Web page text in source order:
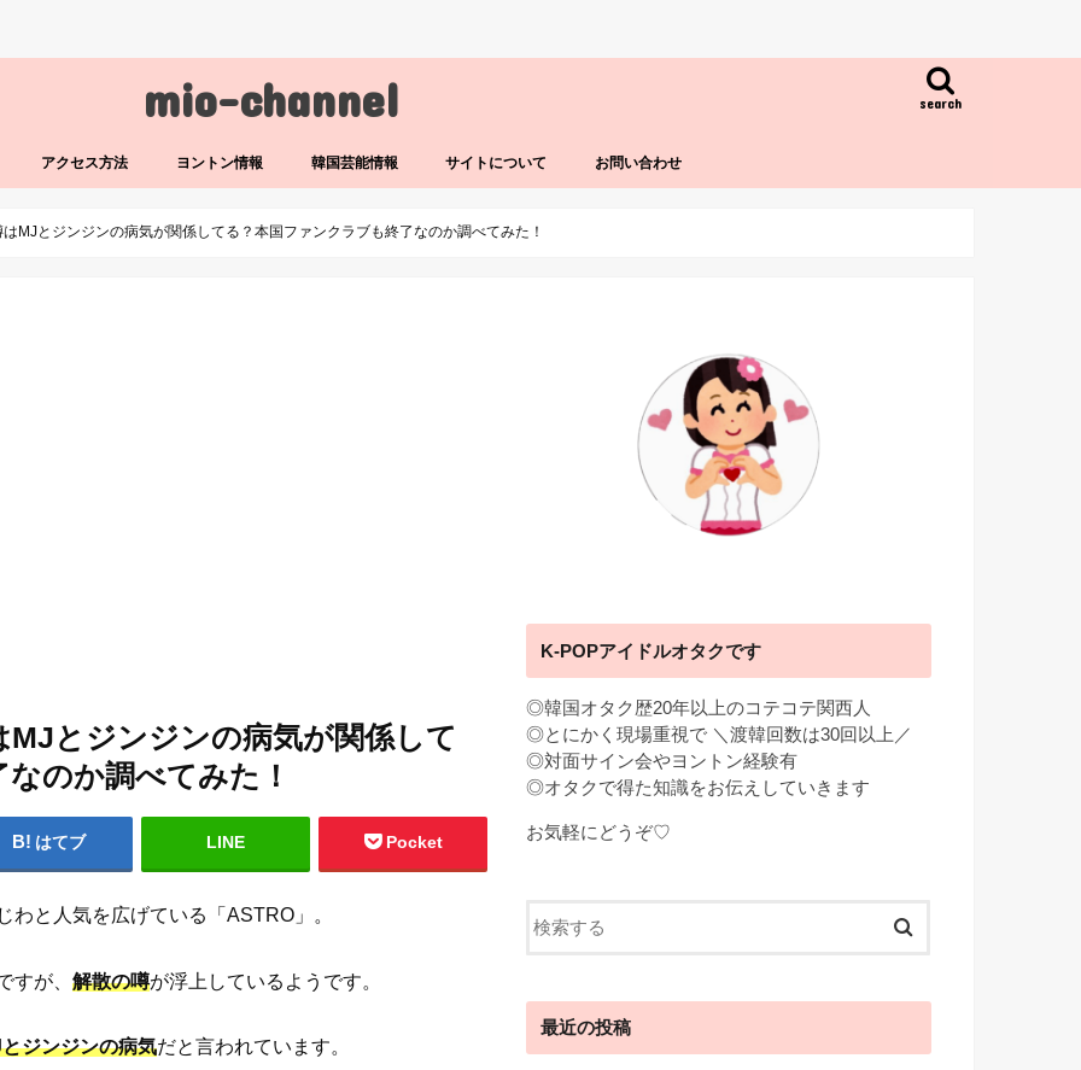
mio-channel search
アクセス方法 ヨントン情報 韓国芸能情報 サイトについて お問い合わせ
MJとジンジンの病気が関係してる？本国ファンクラブも終了なのか調べてみた！
とジンジンの病気が関係して
のか調べてみた！
はてブ LINE Pocket
と人気を広げている「ASTRO」。
すが、 解散の噂が浮上しているようです。
ジンジンの病気だと言われています。
K-POPアイドルオタクです
◎韓国オタク歴20年以上のコテコテ関西人
◎とにかく現場重視で ＼渡韓回数は30回以上／
◎対面サイン会やヨントン経験有
◎オタクで得た知識をお伝えしていきます
お気軽にどうぞ♡
最近の投稿